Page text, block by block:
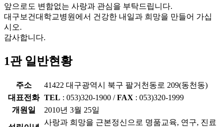
앞으로도 변함없는 사랑과 관심을 부탁드립니다.
대구보건대학교병원에서 건강한 내일과 희망을 만들어 가십
시오.
감사합니다.
1관 일반현황
주소
41422 대구광역시 북구 팔거천동로 209(동천동)
대표전화 TEL : 053)320-1900 /FAX : 053)320-1999
개원일
2010년 3월 25일
사랑과 희망을 근본정신으로 명품교육, 연구, 진료